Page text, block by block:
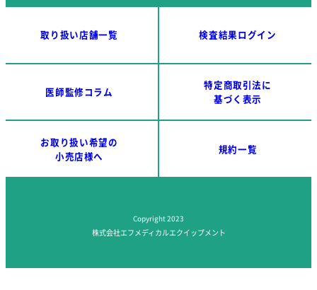
取り扱い店舗一覧 検査結果ログイン
医師監修コラム
特定商取引法に
基づく表示
お取り扱い希望の
小売店様へ
規約一覧
Copyright 2023
株式会社エフメディカルエクイップメント